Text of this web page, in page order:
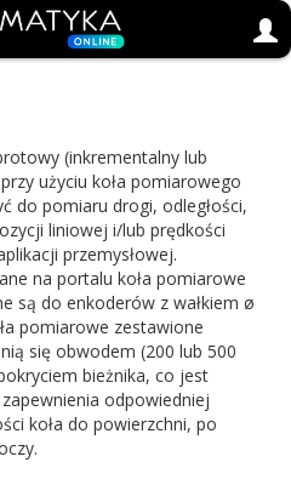
(inkrementalny lub
użyciu koła pomiarowego
do pomiaru drogi, odległości,
liniowej i/lub prędkości
przemysłowej.
na portalu koła pomiarowe
są do enkoderów z wałkiem ø
pomiarowe zestawione
się obwodem (200 lub 500
bieżnika, co jest
odpowiedniej
koła do powierzchni, po